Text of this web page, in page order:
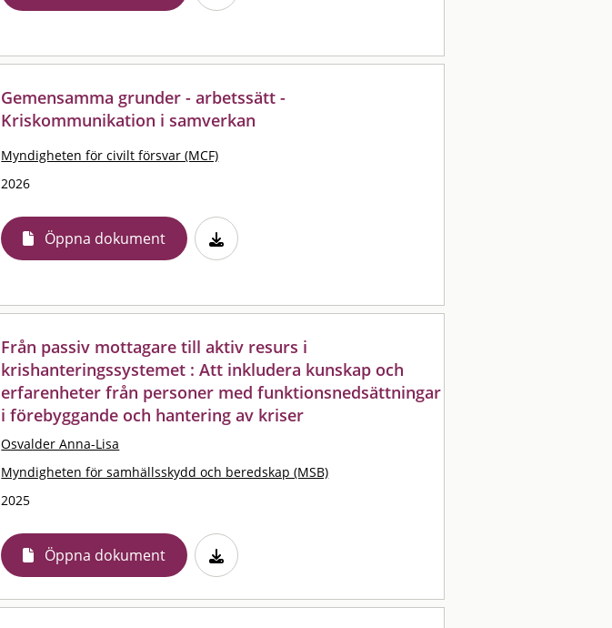
Gemensamma grunder - arbetssätt -
Kriskommunikation i samverkan
Myndigheten för civilt försvar (MCF)
2026
Öppna dokument
Från passiv mottagare till aktiv resurs i
krishanteringssystemet : Att inkludera kunskap och
erfarenheter från personer med funktionsnedsättningar
i förebyggande och hantering av kriser
Osvalder Anna-Lisa
Myndigheten för samhällsskydd och beredskap (MSB)
2025
Öppna dokument